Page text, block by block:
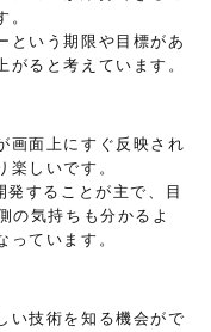
。
という期限や目標があ
がると考えています。
画面上にすぐ反映され
楽しいです。
することが主で、目
の気持ちも分かるよ
っています。
い技術を知る機会がで